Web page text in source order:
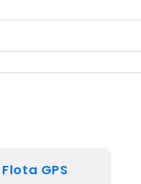
GPS